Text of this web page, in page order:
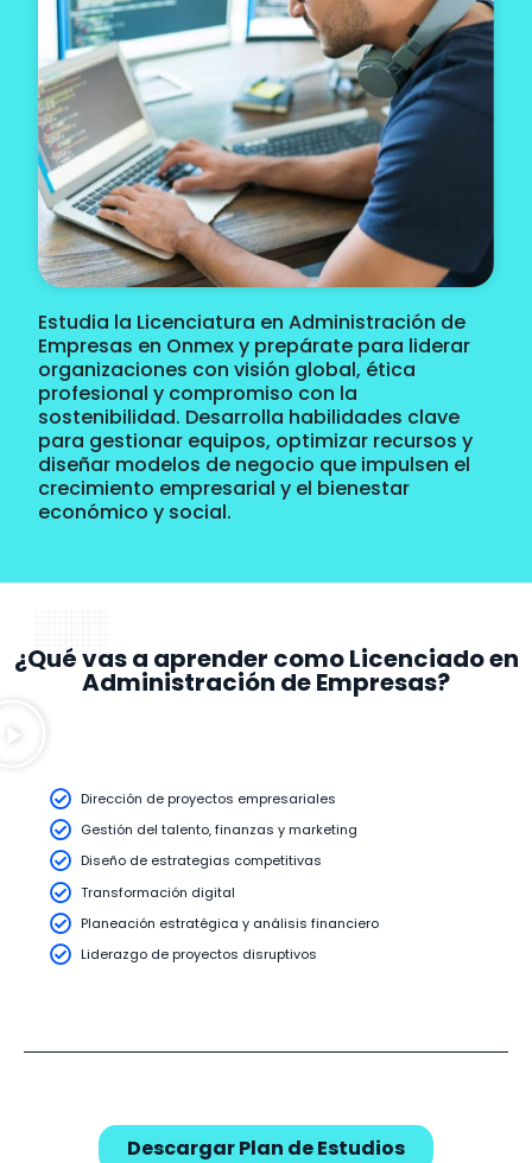
Estudia la Licenciatura en Administración de
Empresas en Onmexy prepárate para liderar
organizaciones con visión global, ética
profesional y compromiso con la
sostenibilidad. Desarrolla habilidades clave
para gestionar equipos, optimizar recursos y
diseñar modelos de negocio que impulsen el
crecimiento empresarial y el bienestar
económico y social.
¿Qué vas a aprender como Licenciado en
Administración de Empresas​?
Dirección de proyectos empresariales​
Gestión del talento, finanzas y marketing​
Diseño de estrategias competitivas​
Transformación digital​
Planeación estratégica y análisis financiero​
Liderazgo de proyectos disruptivos​
Descargar Plan de Estudios